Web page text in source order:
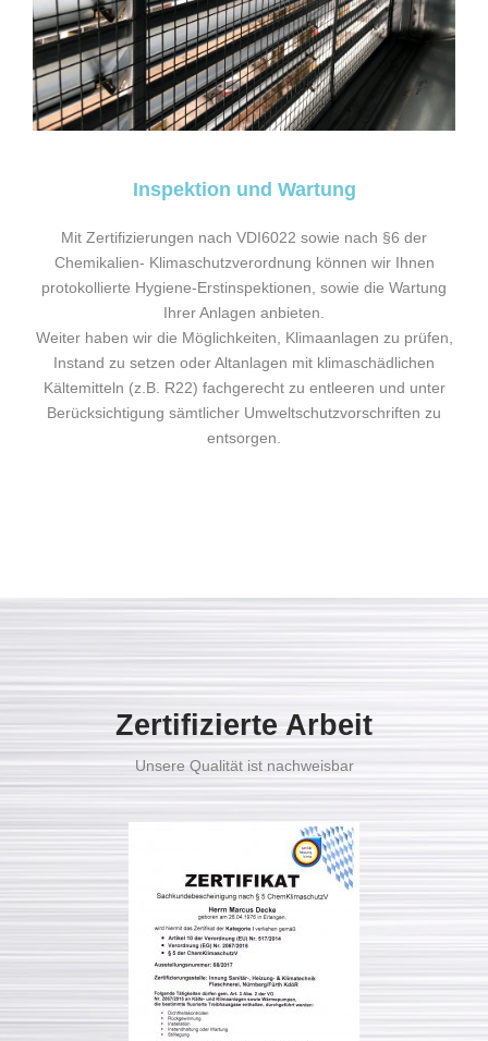
Inspektion und Wartung
Mit Zertifizierungen nach VDI6022 sowie nach §6 der
Chemikalien- Klimaschutzverordnung können wir Ihnen
protokollierte Hygiene-Erstinspektionen, sowie die Wartung
Ihrer Anlagen anbieten.
Weiter haben wir die Möglichkeiten, Klimaanlagen zu prüfen,
Instand zu setzen oder Altanlagen mit klimaschädlichen
Kältemitteln (z.B. R22) fachgerecht zu entleeren und unter
Berücksichtigung sämtlicher Umweltschutzvorschriften zu
entsorgen.
Zertifizierte Arbeit
Unsere Qualität ist nachweisbar